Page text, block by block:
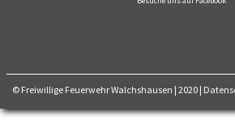
© Freiwillige Feuerwehr Walchshausen | 2020 |